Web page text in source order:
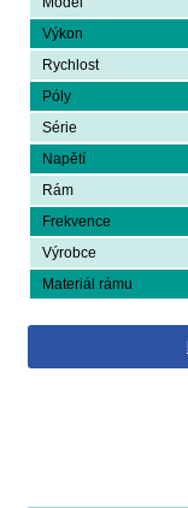
Výkon
Rychlost
Póly
Série
Napětí
Rám
Frekvence
Výrobce
Materiál rámu